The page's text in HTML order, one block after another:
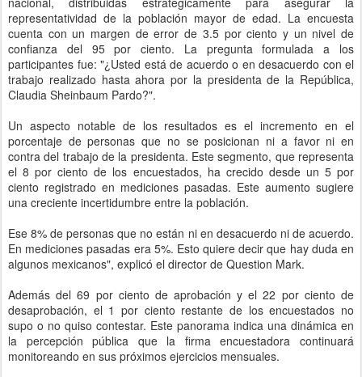
representatividad de la población mayor de edad. La encuesta
cuenta con un margen de error de 3.5 por ciento y un nivel de
confianza del 95 por ciento. La pregunta formulada a los
participantes fue: "¿Usted está de acuerdo o en desacuerdo con el
trabajo realizado hasta ahora por la presidenta de la República,
Claudia Sheinbaum Pardo?".
Un aspecto notable de los resultados es el incremento en el
porcentaje de personas que no se posicionan ni a favor ni en
contra del trabajo de la presidenta. Este segmento, que representa
el 8 por ciento de los encuestados, ha crecido desde un 5 por
ciento registrado en mediciones pasadas. Este aumento sugiere
una creciente incertidumbre entre la población.
Ese 8% de personas que no están ni en desacuerdo ni de acuerdo.
En mediciones pasadas era 5%. Esto quiere decir que hay duda en
algunos mexicanos", explicó el director de Question Mark.
Además del 69 por ciento de aprobación y el 22 por ciento de
desaprobación, el 1 por ciento restante de los encuestados no
supo o no quiso contestar. Este panorama indica una dinámica en
la percepción pública que la firma encuestadora continuará
monitoreando en sus próximos ejercicios mensuales.